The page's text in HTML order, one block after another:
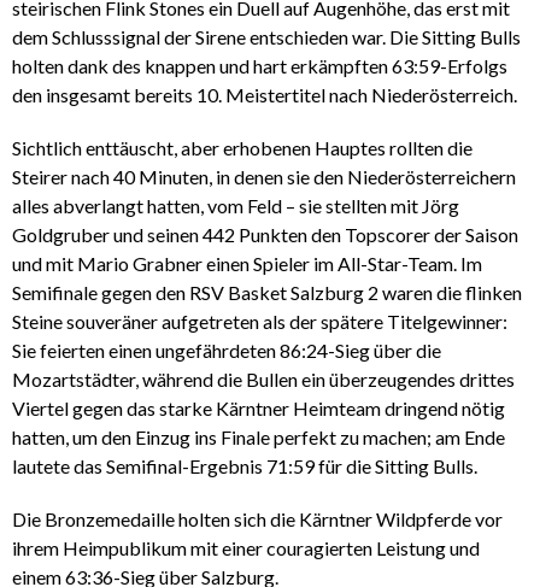
steirischen Flink Stones ein Duell auf Augenhöhe, das erst mit
dem Schlusssignal der Sirene entschieden war. Die Sitting Bulls
holten dank des knappen und hart erkämpften 63:59-Erfolgs
den insgesamt bereits 10. Meistertitel nach Niederösterreich.
Sichtlich enttäuscht, aber erhobenen Hauptes rollten die
Steirer nach 40 Minuten, in denen sie den Niederösterreichern
alles abverlangt hatten, vom Feld – sie stellten mit Jörg
Goldgruber und seinen 442 Punkten den Topscorer der Saison
und mit Mario Grabner einen Spieler im All-Star-Team. Im
Semifinale gegen den RSV Basket Salzburg 2 waren die flinken
Steine souveräner aufgetreten als der spätere Titelgewinner:
Sie feierten einen ungefährdeten 86:24-Sieg über die
Mozartstädter, während die Bullen ein überzeugendes drittes
Viertel gegen das starke Kärntner Heimteam dringend nötig
hatten, um den Einzug ins Finale perfekt zu machen; am Ende
lautete das Semifinal-Ergebnis 71:59 für die Sitting Bulls.
Die Bronzemedaille holten sich die Kärntner Wildpferde vor
ihrem Heimpublikum mit einer couragierten Leistung und
einem 63:36-Sieg über Salzburg.